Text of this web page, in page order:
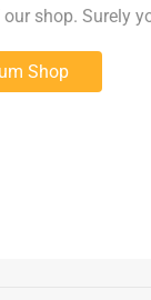
shop. Surely
Shop